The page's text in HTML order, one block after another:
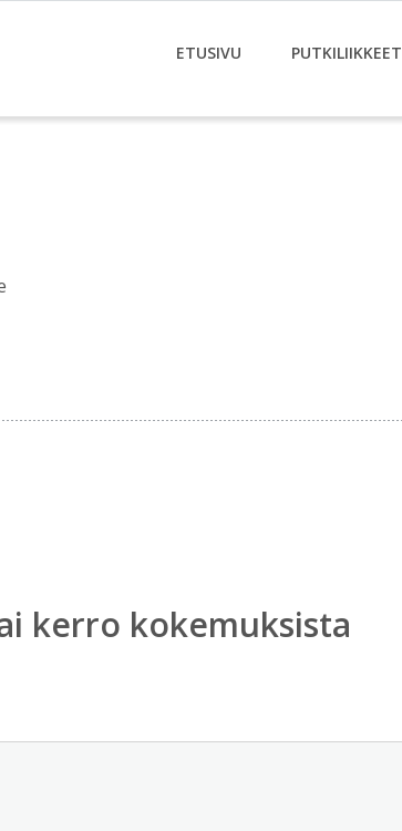
ETUSIVU PUTKILIIKKEET
kerro kokemuksista